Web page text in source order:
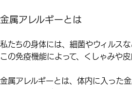
金属アレルギーとは
私たちの身体には、細菌やウィルス
この免疫機能によって、くしゃみや
金属アレルギーとは、体内に入った